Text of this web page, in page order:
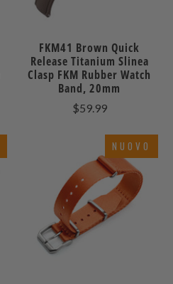
FKM41 Brown Quick
Release Titanium Slinea
Clasp FKM Rubber Watch
Band, 20mm
$59.99
NUOVO